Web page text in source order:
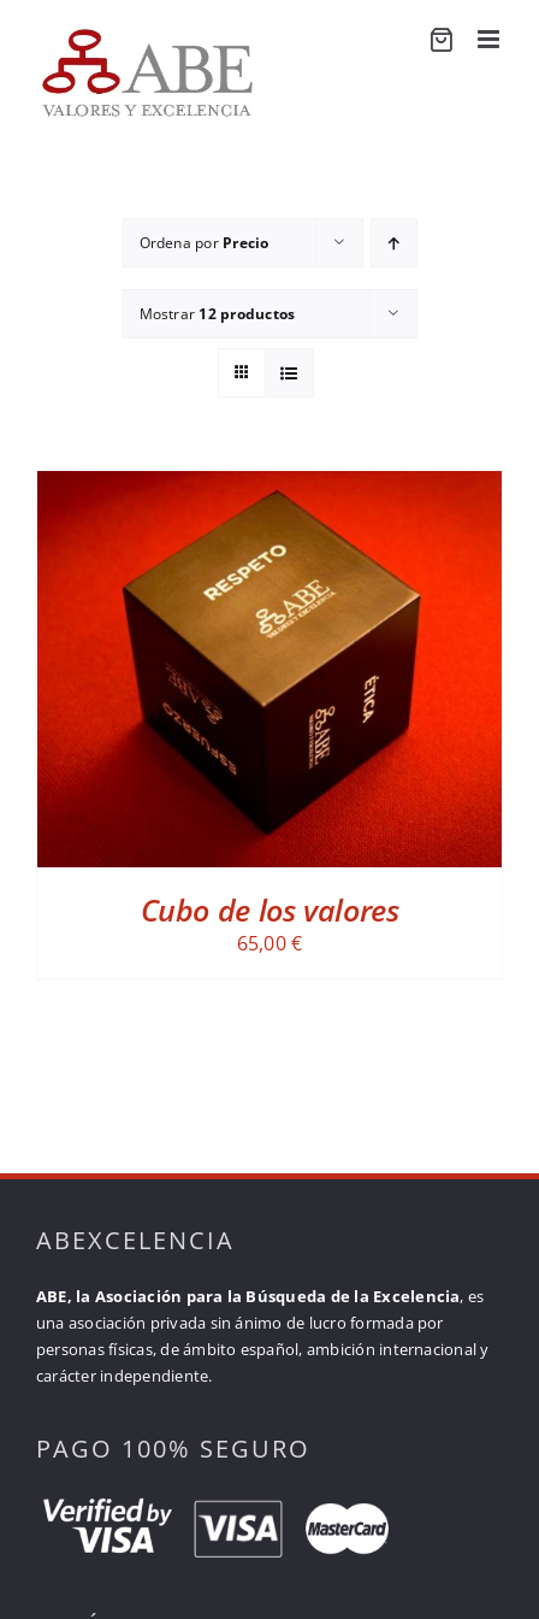
contenido
Ordena por Precio
Mostrar 12 productos
ADD TO CART DETALLES
Cubo de los valores
65,00€
ABEXCELENCIA
ABE, la Asociación para la Búsqueda de la Excelencia, es
una asociación privada sin ánimo de lucro formada por
personas físicas, de ámbito español, ambición internacional y
carácter independiente.
PAGO 100% SEGURO